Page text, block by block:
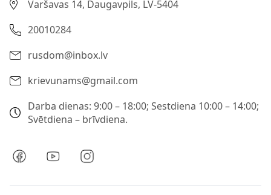
Varšavas 14, Daugavpils, LV-5404
20010284
rusdom@inbox.lv
krievunams@gmail.com
Darba dienas: 9:00 – 18:00; Sestdiena 10:00 – 14:00;
Svētdiena – brīvdiena.